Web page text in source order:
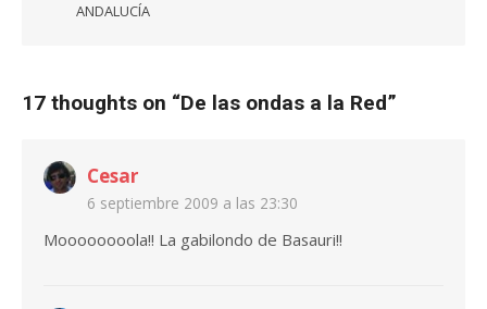
ANDALUCÍA
17 thoughts on “De las ondas a la Red”
Cesar
6 septiembre 2009 a las 23:30
Moooooooola!! La gabilondo de Basauri!!